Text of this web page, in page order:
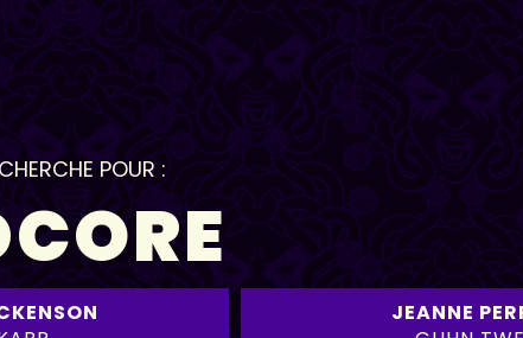
POUR :
JEANNE